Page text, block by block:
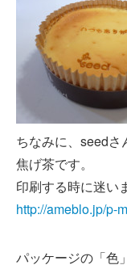
ちなみに、seed
焦げ茶です。
印刷する時に迷い
http://ameblo.jp/p-
パッケージの「色